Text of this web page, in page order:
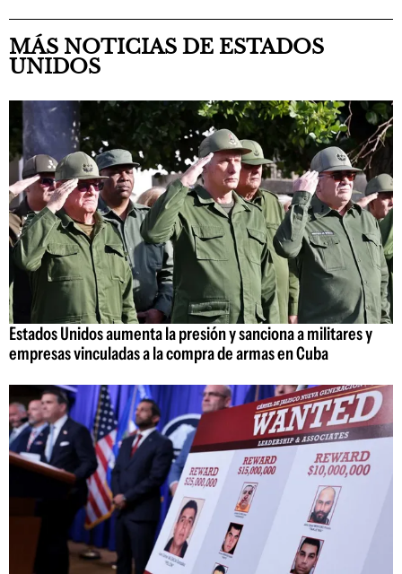
MÁS NOTICIAS DE ESTADOS
UNIDOS
Estados Unidos aumenta la presión y sanciona a militares y
empresas vinculadas a la compra de armas en Cuba